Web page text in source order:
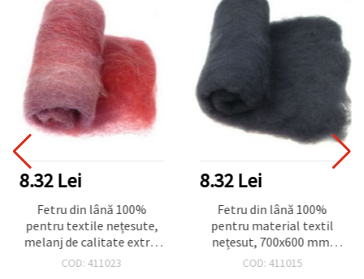
8.32 Lei
Fetru din lână 100%
pentru textile nețesute,
melanj de calitate extra,
700x600 mm, culori
COD: 411023
8.32 Lei
Fetru din lână 100%
pentru material textil
nețesut, 700x600 mm,
calitate superioară, negru
COD: 411015